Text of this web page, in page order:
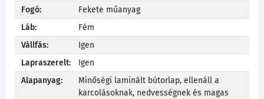
Fogó:
Fekete műanyag
Láb:
Fém
Vállfás:
Igen
Lapraszerelt:
Igen
Alapanyag:
Minőségi laminált bútorlap, ellenáll a
karcolásoknak, nedvességnek és magas